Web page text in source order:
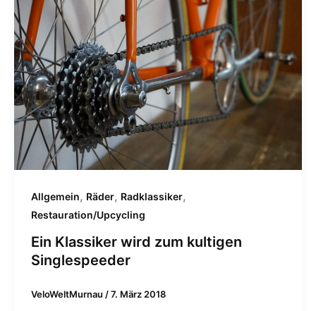
Allgemein, Räder, Radklassiker,
Restauration/Upcycling
Ein Klassiker wird zum kultigen
Singlespeeder
VeloWeltMurnau /7. März 2018